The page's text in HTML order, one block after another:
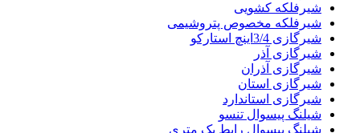
شیرفلکه کشویی
شیرفلکه مخصوص پتروشیمی
شیرگازی 3/4اینچ استارکو
شیرگازی آذر
شیرگازی آذران
شیرگازی استان
شیرگازی استاندارد
شیلنگ پیسوال تنسو
شیلنگ پیسوال رابط یک متری